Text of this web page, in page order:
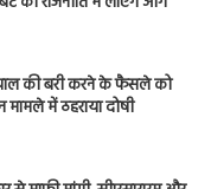
की बरी करने के फैसले को
में ठहराया दोषी